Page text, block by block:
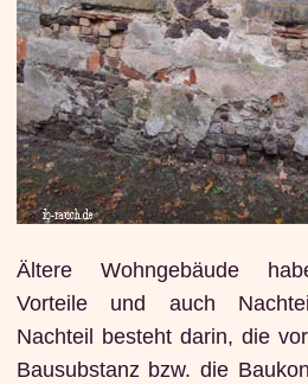
Ältere Wohngebäude
Vorteile und auch
Nachteil besteht darin, die
Bausubstanz bzw. die